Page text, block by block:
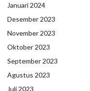
Januari 2024
Desember 2023
November 2023
Oktober 2023
September 2023
Agustus 2023
Juli 2023